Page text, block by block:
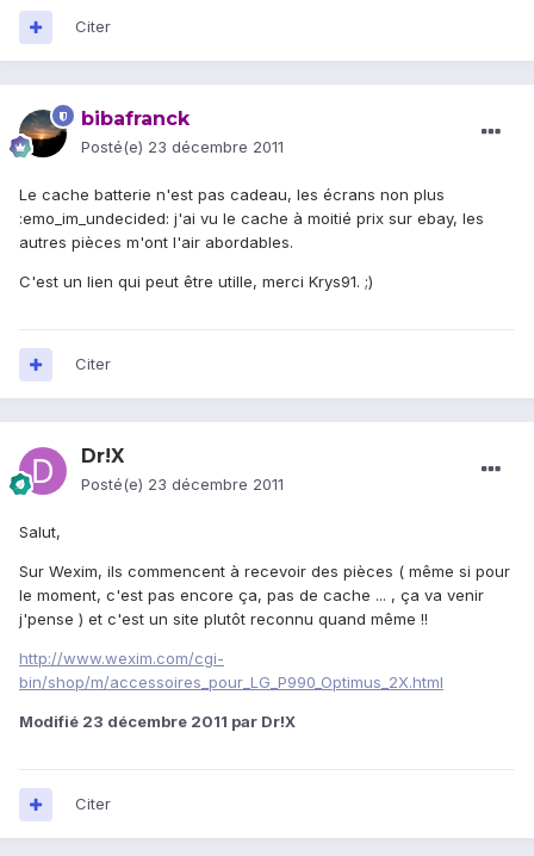
Citer
bibafranck
Posté(e) 23 décembre 2011
Le cache batterie n'est pas cadeau, les écrans non plus
:emo_im_undecided: j'ai vu le cache à moitié prix sur ebay, les
autres pièces m'ont l'air abordables.
C'est un lien qui peut être utille, merci Krys91. ;)
Citer
Dr!X
Posté(e) 23 décembre 2011
Salut,
Sur Wexim, ils commencent à recevoir des pièces ( même si pour
le moment, c'est pas encore ça, pas de cache ... , ça va venir
j'pense ) et c'est un site plutôt reconnu quand même !!
http://www.wexim.com/cgi-
bin/shop/m/accessoires_pour_LG_P990_Optimus_2X.html
Modifié 23 décembre 2011 par Dr!X
Citer